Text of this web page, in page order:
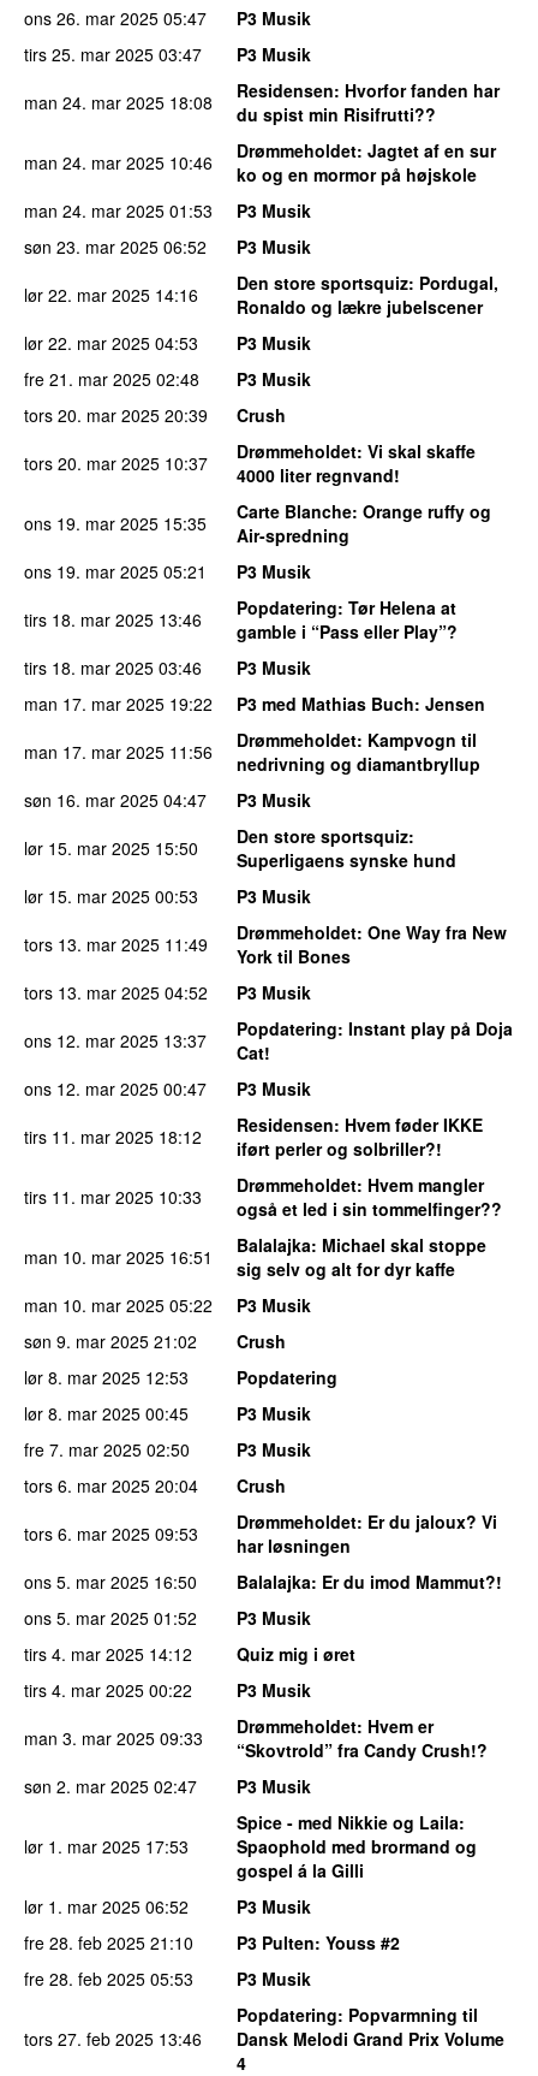
ons 26. mar 2025 05:47
P3 Musik
tirs 25. mar 2025 03:47
P3 Musik
man 24. mar 2025 18:08 Residensen: Hvorfor fanden har
du spist min Risifrutti??
man 24. mar 2025 10:46 Drømmeholdet: Jagtet af en sur
ko og en mormor på højskole
man 24. mar 2025 01:53
P3 Musik
søn 23. mar 2025 06:52
P3 Musik
lør 22. mar 2025 14:16 Den store sportsquiz: Pordugal,
Ronaldo og lækre jubelscener
lør 22. mar 2025 04:53
P3 Musik
fre 21. mar 2025 02:48
P3 Musik
tors 20. mar 2025 20:39
Crush
tors 20. mar 2025 10:37 Drømmeholdet: Vi skal skaffe
4000 liter regnvand!
ons 19. mar 2025 15:35 Carte Blanche: Orange ruffy og
Air-spredning
ons 19. mar 2025 05:21
P3 Musik
tirs 18. mar 2025 13:46 Popdatering: Tør Helena at
gamble i “Pass eller Play”?
tirs 18. mar 2025 03:46
P3 Musik
man 17. mar 2025 19:22 P3 med Mathias Buch: Jensen
man 17. mar 2025 11:56 Drømmeholdet: Kampvogn til
nedrivning og diamantbryllup
søn 16. mar 2025 04:47
P3 Musik
lør 15. mar 2025 15:50 Den store sportsquiz:
Superligaens synske hund
lør 15. mar 2025 00:53
P3 Musik
tors 13. mar 2025 11:49 Drømmeholdet: One Way fra New
York til Bones
tors 13. mar 2025 04:52
P3 Musik
ons 12. mar 2025 13:37 Popdatering: Instant play på Doja
Cat!
ons 12. mar 2025 00:47
P3 Musik
tirs 11. mar 2025 18:12 Residensen: Hvem føder IKKE
iført perler og solbriller?!
tirs 11. mar 2025 10:33 Drømmeholdet: Hvem mangler
også et led i sin tommelfinger??
man 10. mar 2025 16:51 Balalajka: Michael skal stoppe
sig selv og alt for dyr kaffe
man 10. mar 2025 05:22
P3 Musik
søn 9. mar 2025 21:02
Crush
lør 8. mar 2025 12:53
Popdatering
lør 8. mar 2025 00:45
P3 Musik
fre 7. mar 2025 02:50
P3 Musik
tors 6. mar 2025 20:04
Crush
tors 6. mar 2025 09:53 Drømmeholdet: Er du jaloux? Vi
har løsningen
ons 5. mar 2025 16:50 Balalajka: Er du imod Mammut?!
ons 5. mar 2025 01:52
P3 Musik
tirs 4. mar 2025 14:12
Quiz mig i øret
tirs 4. mar 2025 00:22
P3 Musik
man 3. mar 2025 09:33 Drømmeholdet: Hvem er
“Skovtrold” fra Candy Crush!?
søn 2. mar 2025 02:47 P3 Musik
lør 1. mar 2025 17:53
Spice - med Nikkie og Laila:
Spaophold med brormand og
gospel á la Gilli
lør 1. mar 2025 06:52
P3 Musik
fre 28. feb 2025 21:10 P3 Pulten: Youss #2
fre 28. feb 2025 05:53 P3 Musik
tors 27. feb 2025 13:46
Popdatering: Popvarmning til
Dansk Melodi Grand Prix Volume
4